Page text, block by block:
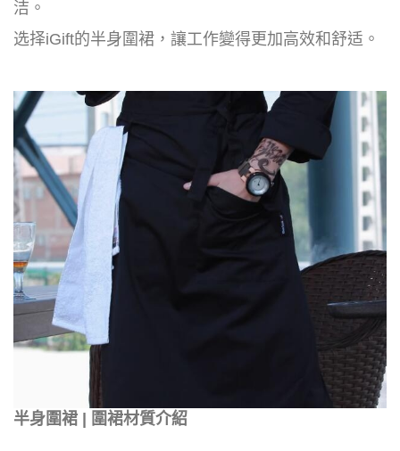
洁。
选择iGift的半身圍裙，讓工作變得更加高效和舒适。
半身圍裙 | 圍裙材質介紹